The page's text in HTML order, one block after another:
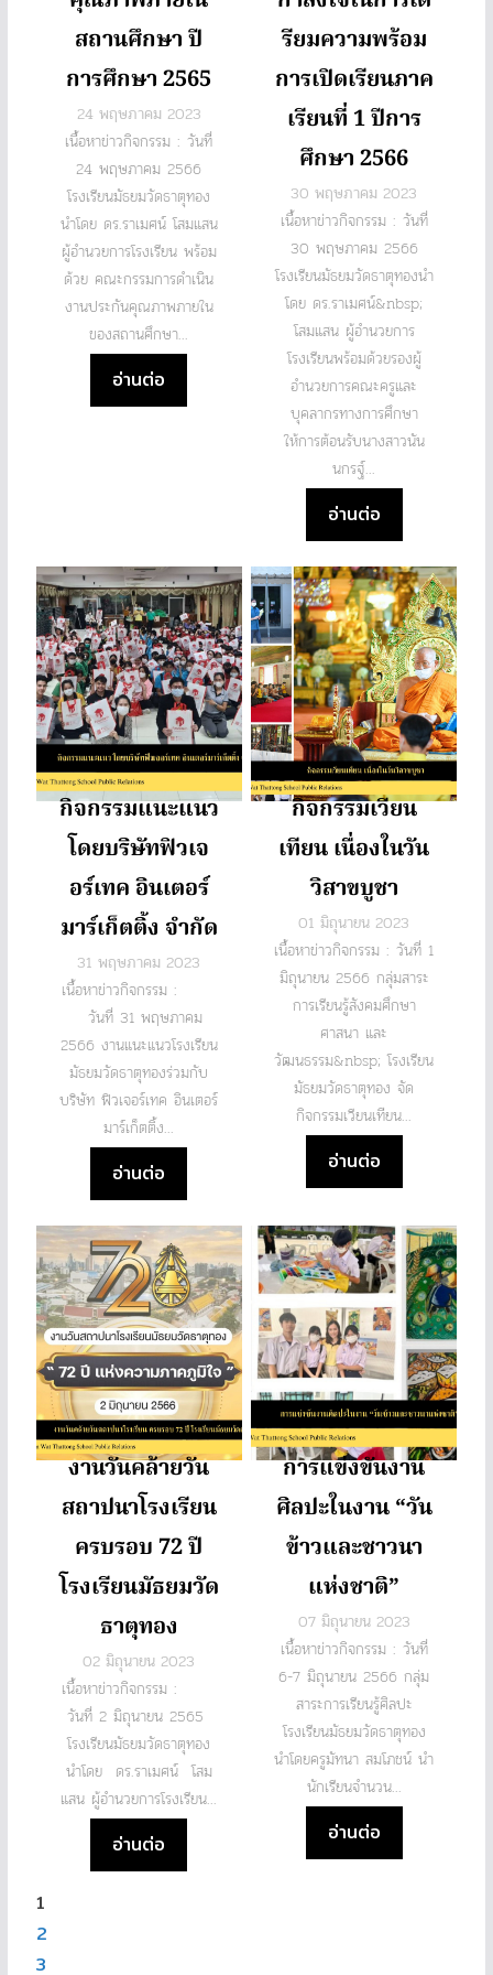
สถานศึกษา ปี
การศึกษา 2565
24 พฤษภาคม 2023
เนื้อหาข่าวกิจกรรม : วันที่
24 พฤษภาคม 2566
โรงเรียนมัธยมวัดธาตุทอง
นำโดย ดร.ราเมศน์ โสมแสน
ผู้อำนวยการโรงเรียน พร้อม
ด้วย คณะกรรมการดำเนิน
งานประกันคุณภาพภายใน
ของสถานศึกษา...
อ่านต่อ
รียมความพร้อม
การเปิดเรียนภาค
เรียนที่ 1 ปีการ
ศึกษา 2566
30 พฤษภาคม 2023
เนื้อหาข่าวกิจกรรม : วันที่
30 พฤษภาคม 2566
โรงเรียนมัธยมวัดธาตุทองนำ
โดย ดร.ราเมศน์&nbsp;
โสมแสน ผู้อำนวยการ
โรงเรียนพร้อมด้วยรองผู้
อำนวยการคณะครูและ
บุคลากรทางการศึกษา
ให้การต้อนรับนางสาวนัน
นกรฐ์...
อ่านต่อ
กิจกรรมแนะแนว
โดยบริษัทฟิวเจ
อร์เทค อินเตอร์
มาร์เก็ตติ้ง จำกัด
31 พฤษภาคม 2023
เนื้อหาข่าวกิจกรรม :
วันที่ 31 พฤษภาคม
2566 งานแนะแนวโรงเรียน
มัธยมวัดธาตุทองร่วมกับ
บริษัท ฟิวเจอร์เทค อินเตอร์
มาร์เก็ตติ้ง...
อ่านต่อ
กิจกรรมเวียน
เทียน เนื่องในวัน
วิสาขบูชา
01 มิถุนายน 2023
เนื้อหาข่าวกิจกรรม : วันที่ 1
มิถุนายน 2566 กลุ่มสาระ
การเรียนรู้สังคมศึกษา
ศาสนา และ
วัฒนธรรม&nbsp; โรงเรียน
มัธยมวัดธาตุทอง จัด
กิจกรรมเวียนเทียน...
อ่านต่อ
งานวันคล้ายวัน
สถาปนาโรงเรียน
ครบรอบ 72 ปี
โรงเรียนมัธยมวัด
ธาตุทอง
02 มิถุนายน 2023
เนื้อหาข่าวกิจกรรม :
วันที่ 2 มิถุนายน 2565
โรงเรียนมัธยมวัดธาตุทอง
นำโดย ดร.ราเมศน์ โสม
แสน ผู้อำนวยการโรงเรียน...
อ่านต่อ
การแข่งขันงาน
ศิลปะในงาน “วัน
ข้าวและชาวนา
แห่งชาติ”
07 มิถุนายน 2023
เนื้อหาข่าวกิจกรรม : วันที่
6-7 มิถุนายน 2566 กลุ่ม
สาระการเรียนรู้ศิลปะ
โรงเรียนมัธยมวัดธาตุทอง
นำโดยครูมัทนา สมโภชน์ นำ
นักเรียนจำนวน...
อ่านต่อ
1
2
3